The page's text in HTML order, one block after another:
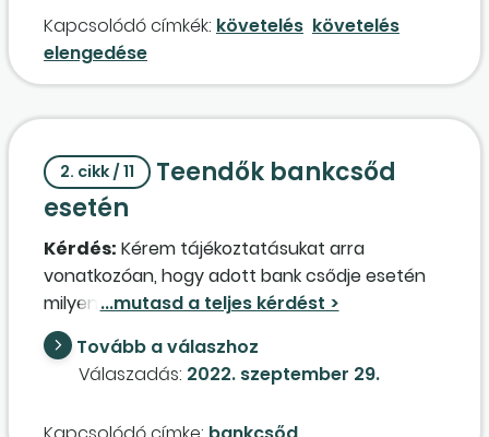
vevőköveteléseket, így nem értékvesztést
képeznénk rájuk. Az elengedéshez nem kell
megállapodás, egyoldalú nyilatkozat is elég? Ha
az elengedéssel élnénk, milyen adóhatásra
Kapcsolódó címkék: követelés követelés
elengedése
2. cikk / 11
Teendők bankcsőd
esetén
Kérdés: Kérem tájékoztatásukat arra
vonatkozóan, hogy adott bank csődje esetén
milyen kontírozási lépések szükségesek a meg
nem térített és a megtérített rész
vonatkozásában!
Tovább a válaszhoz
Válaszadás: 2022. szeptember 29.